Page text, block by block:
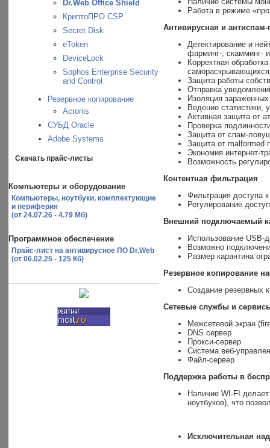
Dr.Web Office Shield
КриптоПРО CSP
Secret Disk
eToken
DeviceLock
Sophos Enterprise Security
and Control
Резервное копирование
Acronis
СУБД Oracle
Adobe Systems
Скачать прайс-листы
Компьютеры и оборудование
Компьютеры, ноутбуки, комплектующие
и периферия
(от 24.07.26 - 4.79 Мб)
Программное обеспечение
Прайс-лист на антивирусное ПО Dr.Web
(от 06.02.25 - 125 Кб)
Работа в режиме
Антивирусная и
Детектирование и
фарминг-, скамминг-
Корректная
Защита работы
Отправка
Изоляция
Ведение
Активная защита от
Проверка
Защита от спам-
Защита от malformed
Экономия интернет-
Возможность
Контентная фильтрация
Фильтрация доступа
Регулирование
Внешний подключаемый
Использование USB-
Возможно
Размер карантина
Резервное копирование
Создание резервных
Сетевые службы и
Межсетевой экран
DNS сервер
Прокси-сервер
Система веб-
Файл-сервер
Поддержка работы в
Наличие WI-FI
ноутбуков), что
Исключительная